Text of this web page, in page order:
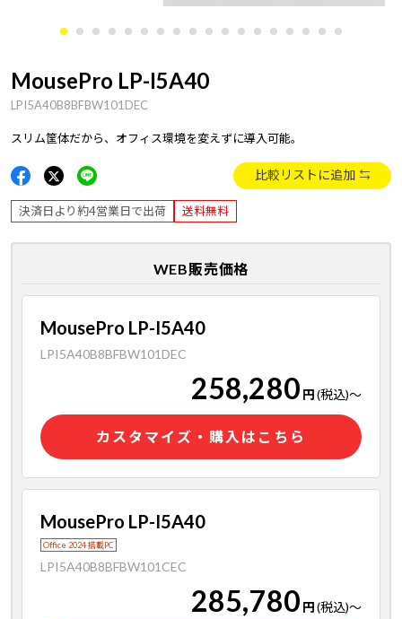
MousePro LP-I5A40
LPI5A40B8BFBW101DEC
スリム筐体だから、オフィス環境を変えずに導入可能。
比較リストに追加
決済日より約4営業日で出荷 送料無料
WEB販売価格
MousePro LP-I5A40
LPI5A40B8BFBW101DEC
258,280 円(税込)～
カスタマイズ・購入はこちら
MousePro LP-I5A40
Office 2024 搭載PC
LPI5A40B8BFBW101CEC
285,780 円(税込)～